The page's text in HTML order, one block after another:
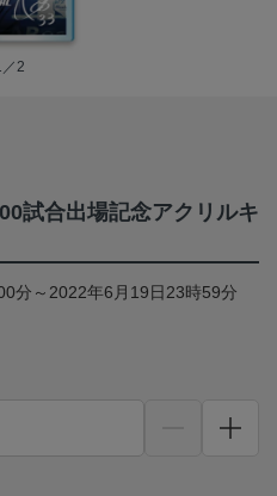
／2
試合出場記念アクリルキ
分～2022年6月19日23時59分